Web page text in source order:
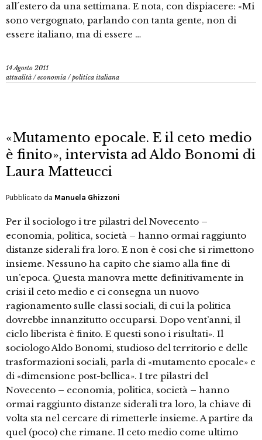
all´estero da una settimana. E nota, con dispiacere: «Mi
sono vergognato, parlando con tanta gente, non di
essere italiano, ma di essere …
14 Agosto 2011
attualità /economia /politica italiana
«Mutamento epocale. E il ceto medio
è finito», intervista ad Aldo Bonomi di
Laura Matteucci
Pubblicato da Manuela Ghizzoni
Per il sociologo i tre pilastri del Novecento –
economia, politica, società – hanno ormai raggiunto
distanze siderali fra loro. E non è cosi che si rimettono
insieme. Nessuno ha capito che siamo alla fine di
un’epoca. Questa manovra mette definitivamente in
crisi il ceto medio e ci consegna un nuovo
ragionamento sulle classi sociali, di cui la politica
dovrebbe innanzitutto occuparsi. Dopo vent’anni, il
ciclo liberista è finito. E questi sono i risultati». Il
sociologo Aldo Bonomi, studioso del territorio e delle
trasformazioni sociali, parla di «mutamento epocale» e
di «dimensione post-bellica». I tre pilastri del
Novecento – economia, politica, società – hanno
ormai raggiunto distanze siderali tra loro, la chiave di
volta sta nel cercare di rimetterle insieme. A partire da
quel (poco) che rimane. Il ceto medio come ultimo